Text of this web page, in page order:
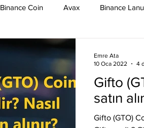
Binance Coin Avax Binance
Binance Yeni Listeleme
Dai Dash Cosmos
Gifto
satın
Gifto (GTO)
Emre Ata
10 Oca 2022
4